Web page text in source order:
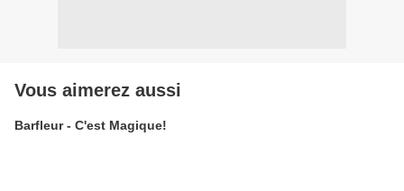
Vous aimerez aussi
Barfleur - C'est Magique!